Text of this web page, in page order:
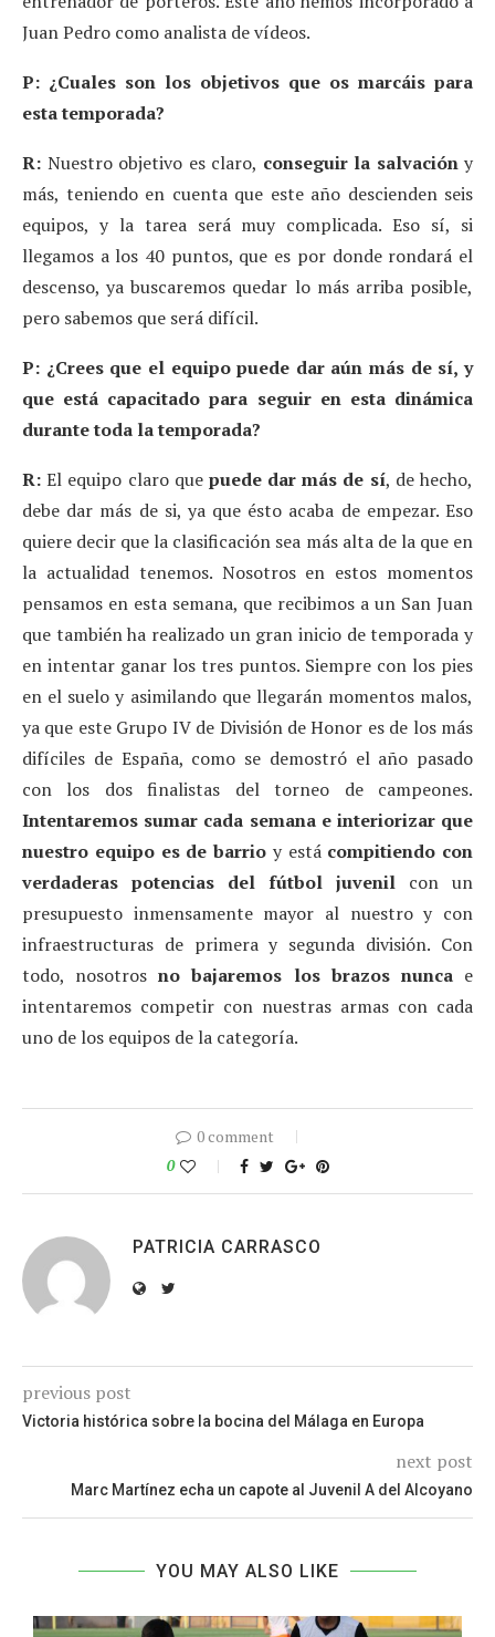
Juan Pedro como analista de vídeos.
P: ¿Cuales son los objetivos que os marcáis para
esta temporada?
R: Nuestro objetivo es claro, conseguir la salvacióny
más, teniendo en cuenta que este año descienden seis
equipos, y la tarea será muy complicada. Eso sí, si
llegamos a los 40 puntos, que es por donde rondará el
descenso, ya buscaremos quedar lo más arriba posible,
pero sabemos que será difícil.
P: ¿Crees que el equipo puede dar aún más de sí, y
que está capacitado para seguir en esta dinámica
durante toda la temporada?
R: El equipo claro quepuede dar más de sí, de hecho,
debe dar más de si, ya que ésto acaba de empezar. Eso
quiere decir que la clasificación sea más alta de la que en
la actualidad tenemos. Nosotros en estos momentos
pensamos en esta semana, que recibimos a un San Juan
que también ha realizado un gran inicio de temporada y
en intentar ganar los tres puntos. Siempre con los pies
en el suelo y asimilando que llegarán momentos malos,
ya que este Grupo IV de División de Honor es de los más
difíciles de España, como se demostró el año pasado
con los dos finalistas del torneo de campeones.
Intentaremos sumar cada semana e interiorizar que
nuestro equipo es de barrio y estácompitiendo con
verdaderas potencias del fútbol juvenil con un
presupuesto inmensamente mayor al nuestro y con
infraestructuras de primera y segunda división. Con
todo, nosotros no bajaremos los brazos nuncae
intentaremos competir con nuestras armas con cada
uno de los equipos de la categoría.
0 comment
0
PATRICIA CARRASCO
previous post
Victoria histórica sobre la bocina del Málaga en Europa
next post
Marc Martínez echa un capote al Juvenil A del Alcoyano
YOU MAY ALSO LIKE